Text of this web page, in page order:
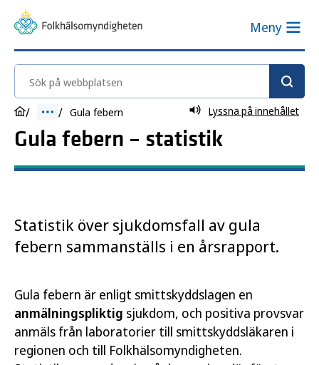
Meny
Sök på webbplatsen
Gula febern Lyssna på innehållet
Gula febern – statistik
Statistik över sjukdomsfall av gula
febern sammanställs i en årsrapport.
Gula febern är enligt smittskyddslagen en
anmälningspliktig sjukdom, och positiva provsvar
anmäls från laboratorier till smittskyddsläkaren i
regionen och till Folkhälsomyndigheten.